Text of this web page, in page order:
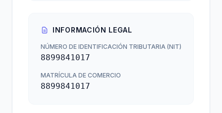
INFORMACIÓN LEGAL
NÚMERO DE IDENTIFICACIÓN TRIBUTARIA (NIT)
8899841017
MATRÍCULA DE COMERCIO
8899841017